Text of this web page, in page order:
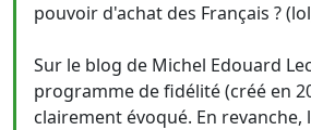
pouvoir d'achat des Français ?
Sur le blog de Michel Edouard
programme de fidélité (créé en
clairement évoqué. En